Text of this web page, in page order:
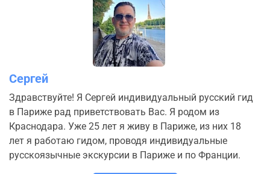
Сергей
Здравствуйте! Я Сергей индивидуальный русский гид
в Париже рад приветствовать Вас. Я родом из
Краснодара. Уже 25 лет я живу в Париже, из них 18
лет я работаю гидом, проводя индивидуальные
русскоязычные экскурсии в Париже и по Франции.